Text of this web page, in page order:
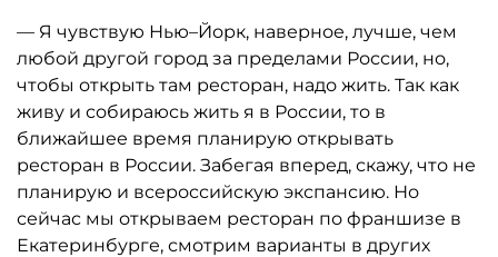
— Я чувствую Нью–Йорк, наверное, лучше, чем
любой другой город за пределами России, но,
чтобы открыть там ресторан, надо жить. Так как
живу и собираюсь жить я в России, то в
ближайшее время планирую открывать
ресторан в России. Забегая вперед, скажу, что не
планирую и всероссийскую экспансию. Но
сейчас мы открываем ресторан по франшизе в
Екатеринбурге, смотрим варианты в других